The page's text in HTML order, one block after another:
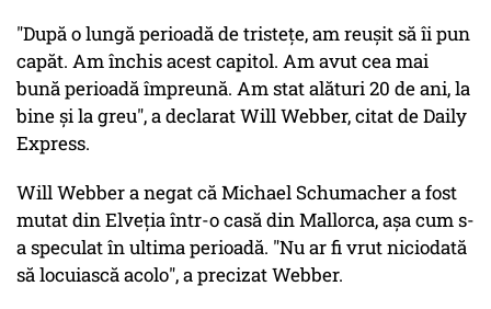
"După o lungă perioadă de tristeţe, am reuşit să îi pun
capăt. Am închis acest capitol. Am avut cea mai
bună perioadă împreună. Am stat alături 20 de ani, la
bine şi la greu", a declarat Will Webber, citat de Daily
Express.
Will Webber a negat că Michael Schumacher a fost
mutat din Elveţia într-o casă din Mallorca, aşa cum s-
a speculat în ultima perioadă. "Nu ar fi vrut niciodată
să locuiască acolo", a precizat Webber.